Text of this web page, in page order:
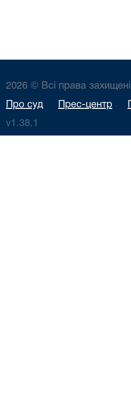
2026 © Всі права захищені
Про суд Прес-центр
v1.38.1